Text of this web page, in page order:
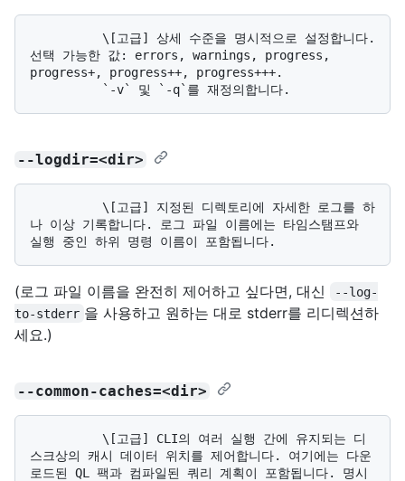
선택 가능한 값: errors, warnings, progress,
progress+, progress++, progress+++.
--logdir=<dir>
나 이상 기록합니다. 로그 파일 이름에는 타임스탬프와
(로그 파일 이름을 완전히 제어하고 싶다면, 대신
--log-
to-stderr 을 사용하고 원하는 대로 stderr를 리디렉션하
세요.)
--common-caches=<dir>
스크상의 캐시 데이터 위치를 제어합니다. 여기에는 다운
로드된 QL 팩과 컴파일된 쿼리 계획이 포함됩니다. 명시